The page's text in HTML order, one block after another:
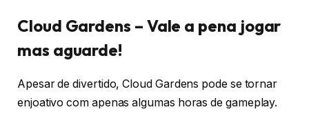
Cloud Gardens – Vale a pena jogar
mas aguarde!
Apesar de divertido, Cloud Gardens pode se tornar
enjoativo com apenas algumas horas de gameplay.